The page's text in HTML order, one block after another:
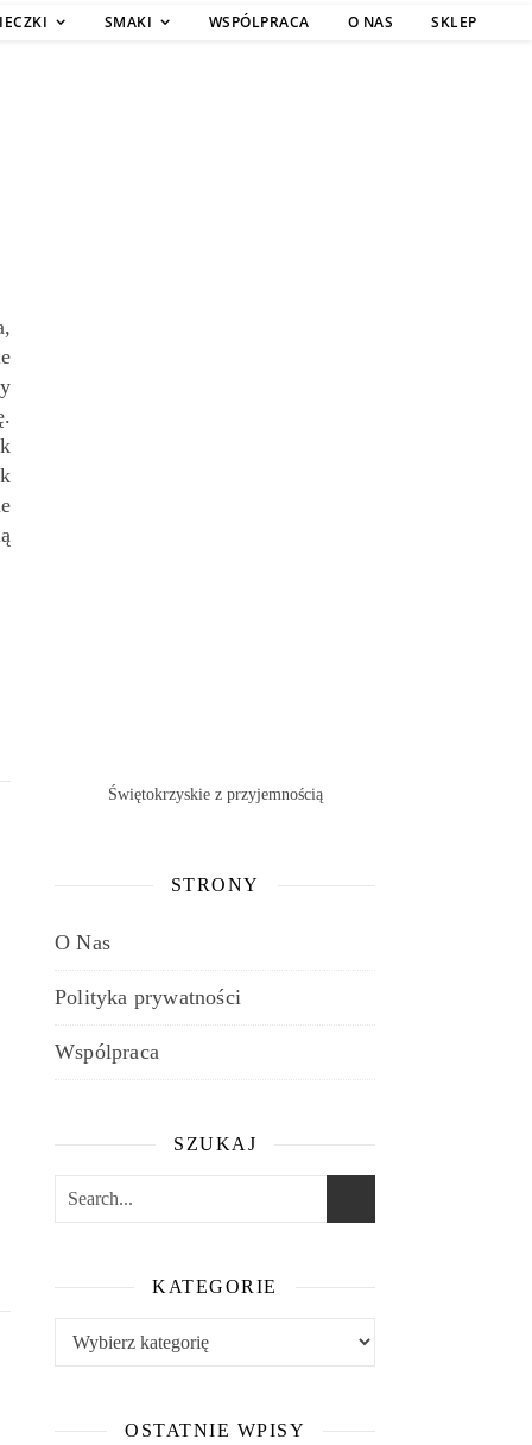
SMAKI WSPÓLPRACA O NAS SKLEP
Świętokrzyskie z przyjemnością
STRONY
O Nas
Polityka prywatności
Wspólpraca
SZUKAJ
KATEGORIE
OSTATNIE WPISY